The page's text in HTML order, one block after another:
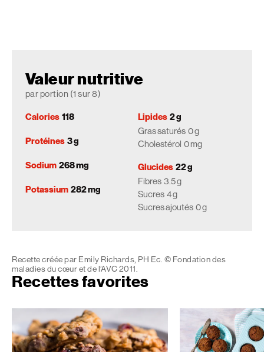
Valeur nutritive
par portion (1 sur 8)
Calories 118
Protéines 3 g
Sodium 268 mg
Potassium 282 mg
Lipides 2 g
Gras saturés 0 g
Cholestérol 0 mg
Glucides 22 g
Fibres 3.5 g
Sucres 4 g
Sucres ajoutés 0 g
Recette créée par Emily Richards, PH Ec. © Fondation des
maladies du cœur et de l’AVC 2011.
Recettes favorites